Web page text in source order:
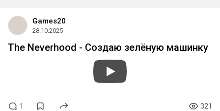
Games20
28.10.2025
The Neverhood - Создаю зелёную машинку
1 321